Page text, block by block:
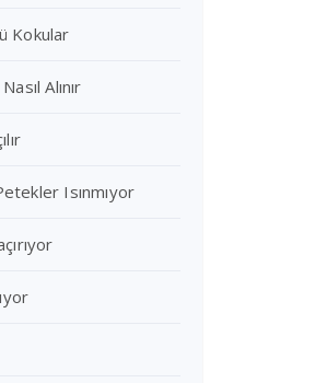
Kokular
Alınır
Isınmıyor